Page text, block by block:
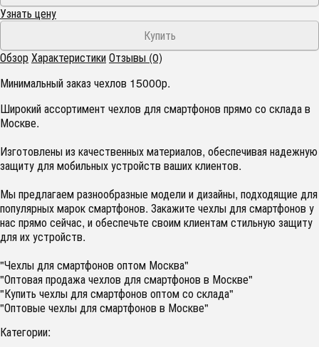
Узнать цену
ОбзорХарактеристикиОтзывы (0)
Минимальный заказ чехлов 15000р.
Широкий ассортимент чехлов для смартфонов прямо со склада в
Москве.
Изготовлены из качественных материалов, обеспечивая надежную
защиту для мобильных устройств ваших клиентов.
Мы предлагаем разнообразные модели и дизайны, подходящие для
популярных марок смартфонов. Закажите чехлы для смартфонов у
нас прямо сейчас, и обеспечьте своим клиентам стильную защиту
для их устройств.
"Чехлы для смартфонов оптом Москва"
"Оптовая продажа чехлов для смартфонов в Москве"
"Купить чехлы для смартфонов оптом со склада"
"Оптовые чехлы для смартфонов в Москве"
Категории: